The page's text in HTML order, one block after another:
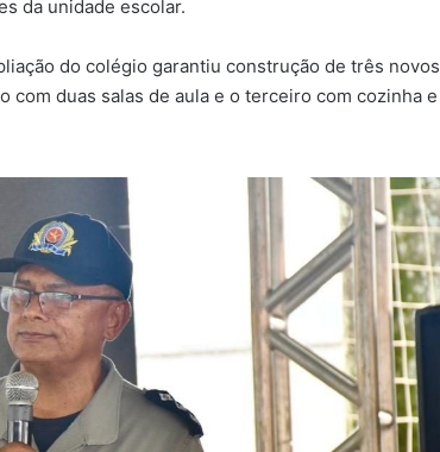
da unidade escolar.
do colégio garantiu construção de três novos
com duas salas de aula e o terceiro com cozinha e